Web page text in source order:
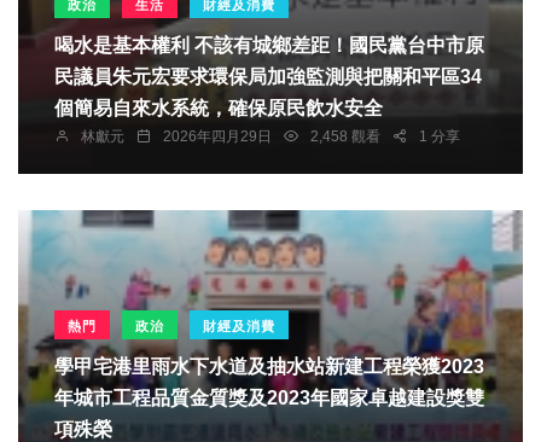
政治 生活 財經及消費
喝水是基本權利 不該有城鄉差距！國民黨台中市原
民議員朱元宏要求環保局加強監測與把關和平區34
個簡易自來水系統，確保原民飲水安全
林獻元 2026年四月29日 2,458 觀看 1 分享
熱門 政治 財經及消費
學甲宅港里雨水下水道及抽水站新建工程榮獲2023
年城市工程品質金質獎及2023年國家卓越建設獎雙
項殊榮